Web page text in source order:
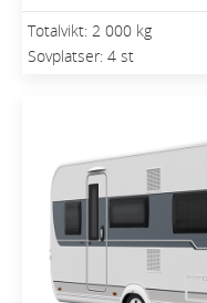
Totalvikt: 2 000 kg
Sovplatser: 4 st